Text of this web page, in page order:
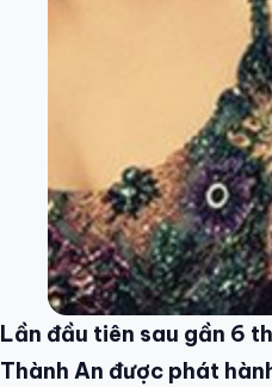
Lần đầu tiên sau gần 6
Thành An được phát